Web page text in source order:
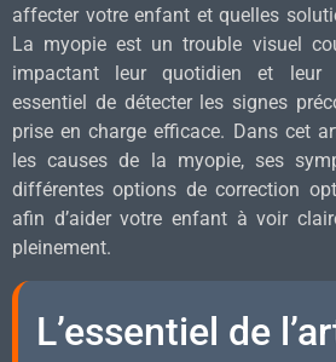
affecter votre enfant et quelles
La myopie est un trouble visuel
impactant leur quotidien et leur
essentiel de détecter les signes
prise en charge efficace. Dans cet
les causes de la myopie, ses
différentes options de correction
afin d’aider votre enfant à voir
pleinement.
L’essentiel de